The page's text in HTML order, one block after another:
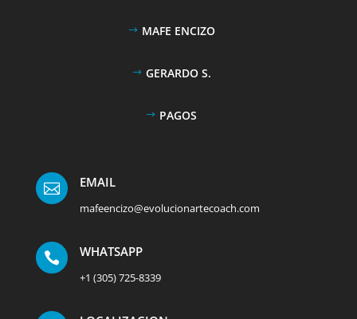
MAFE ENCIZO
GERARDO S.
PAGOS
 EMAIL
mafeencizo@evolucionartecoach.com
 WHATSAPP
+1 (305) 725-8339